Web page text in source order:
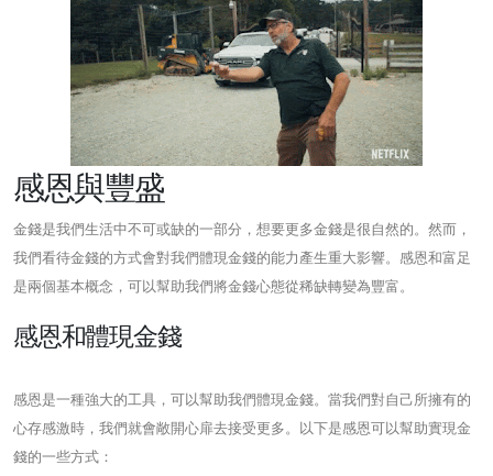
感恩與豐盛
金錢是我們生活中不可或缺的一部分，想要更多金錢是很自然的。然而，
我們看待金錢的方式會對我們體現金錢的能力產生重大影響。感恩和富足
是兩個基本概念，可以幫助我們將金錢心態從稀缺轉變為豐富。
感恩和體現金錢
感恩是一種強大的工具，可以幫助我們體現金錢。當我們對自己所擁有的
心存感激時，我們就會敞開心扉去接受更多。以下是感恩可以幫助實現金
錢的一些方式：